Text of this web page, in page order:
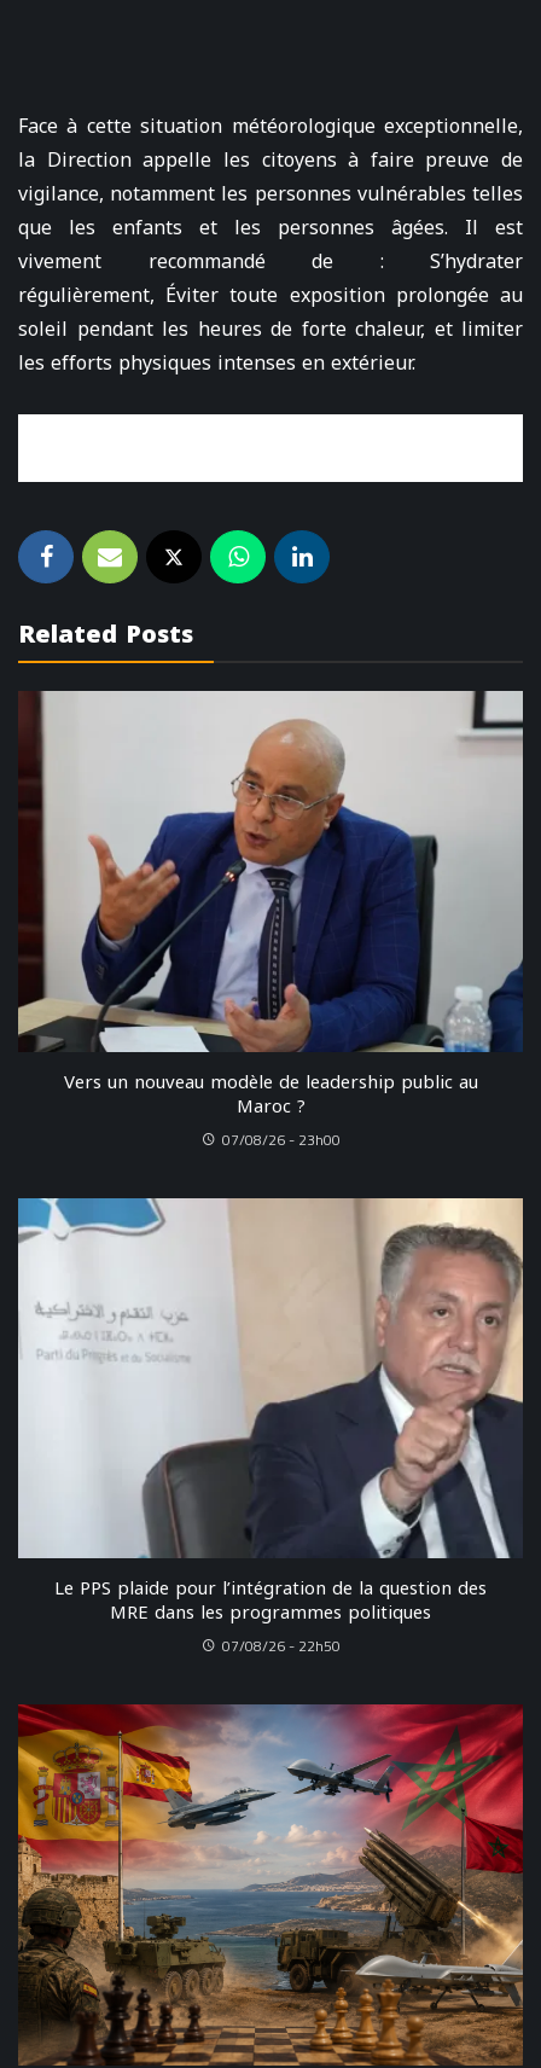
Face à cette situation météorologique exceptionnelle,
la Direction appelle les citoyens à faire preuve de
vigilance, notamment les personnes vulnérables telles
que les enfants et les personnes âgées. Il est
vivement recommandé de : S’hydrater
régulièrement, Éviter toute exposition prolongée au
soleil pendant les heures de forte chaleur, et limiter
les efforts physiques intenses en extérieur.
Related Posts
Vers un nouveau modèle de leadership public au
Maroc ?
07/08/26 - 23h00
Le PPS plaide pour l’intégration de la question des
MRE dans les programmes politiques
07/08/26 - 22h50